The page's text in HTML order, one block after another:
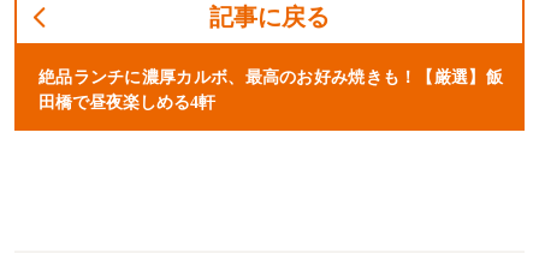
記事に戻る
絶品ランチに濃厚カルボ、最高のお好み焼きも！【厳選】飯
田橋で昼夜楽しめる4軒